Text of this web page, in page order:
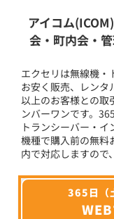
アイコム
会・町内会・
エクセリは無線機・
お安く販売、レンタ
以上のお客様との取
ンバーワンです。
トランシーバー・
機種で購入前の無料
内で対応しますので
365日（